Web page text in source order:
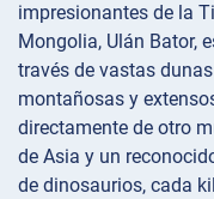
impresionantes de la
Mongolia, Ulán Bator,
través de vastas
montañosas y
directamente de otro
de Asia y un
de dinosaurios, cada